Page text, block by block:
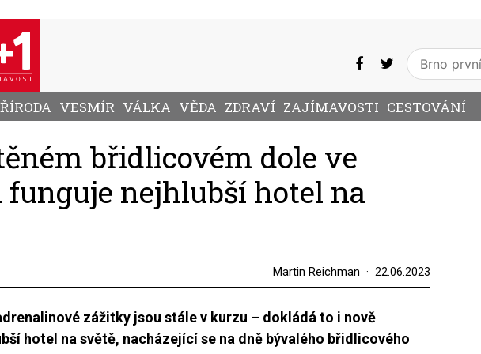
VESMÍR VÁLKA VĚDA ZDRAVÍ ZAJÍMAVOSTI CESTOVÁNÍ
břidlicovém dole ve
funguje nejhlubší hotel na
Martin Reichman 22.06.2023
zážitky jsou stále v kurzu – dokládá to i nově
hotel na světě, nacházející se na dně bývalého břidlicového